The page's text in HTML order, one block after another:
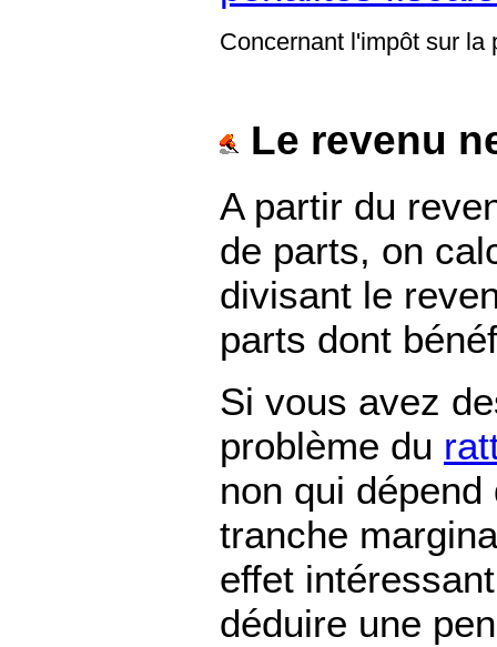
Concernant l'impôt sur
Le revenu
A partir du
de parts, on
divisant le
parts dont
Si vous avez
problème du
non qui
tranche
effet
déduire une